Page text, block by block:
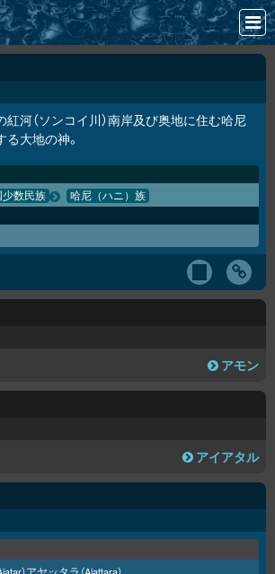
河（ソンコイ川）南岸及び奥地に住む哈尼
る大地の神。
少数民族 哈尼（ハニ）族
アモン
アイアタル
アヤッタラ